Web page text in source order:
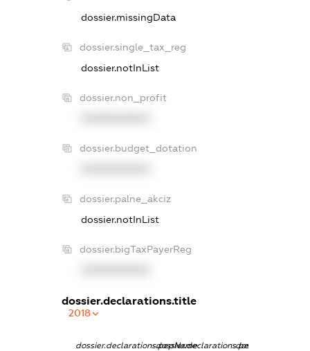
dossier.missingData
dossier.single_tax_reg
dossier.notInList
dossier.non_profit
dossier.budget_dotation
dossier.palne_akciz
dossier.notInList
dossier.bigTaxPayerReg
dossier.declarations.title
2018
dossier.declarations.pepNamedossier.declarations.personName